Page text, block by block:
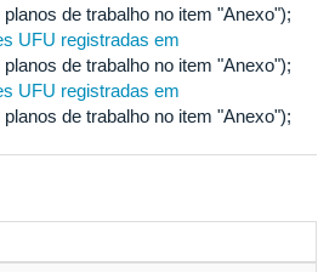
de trabalho no item "Anexo");
UFU registradas em
de trabalho no item "Anexo");
UFU registradas em
de trabalho no item "Anexo");